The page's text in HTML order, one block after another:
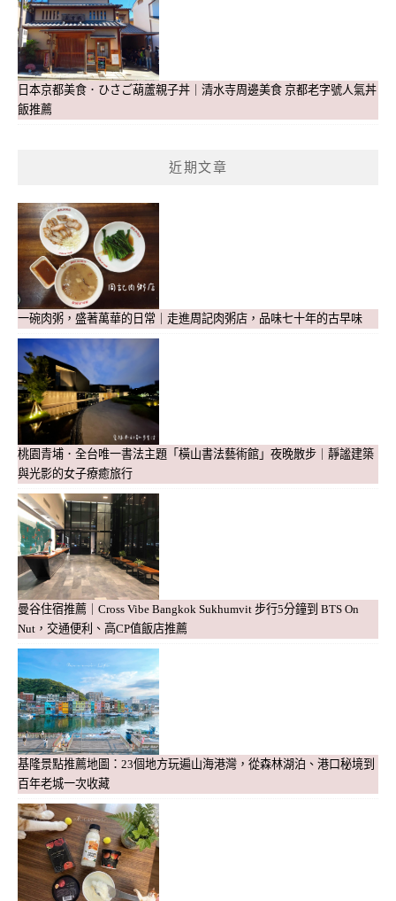
日本京都美食．ひさご葫蘆親子丼｜清水寺周邊美食 京都老字號人氣丼
飯推薦
近期文章
一碗肉粥，盛著萬華的日常｜走進周記肉粥店，品味七十年的古早味
桃園青埔．全台唯一書法主題「橫山書法藝術館」夜晚散步｜靜謐建築
與光影的女子療癒旅行
曼谷住宿推薦｜Cross Vibe Bangkok Sukhumvit 步行5分鐘到 BTS On
Nut，交通便利、高CP值飯店推薦
基隆景點推薦地圖：23個地方玩遍山海港灣，從森林湖泊、港口秘境到
百年老城一次收藏